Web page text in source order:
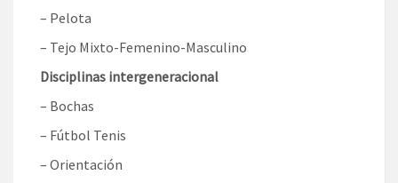
– Pelota
– Tejo Mixto-Femenino-Masculino
Disciplinas intergeneracional
– Bochas
– Fútbol Tenis
– Orientación